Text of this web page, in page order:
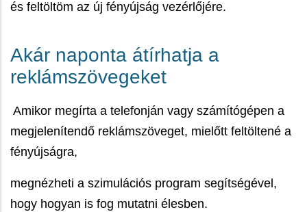
és feltöltöm az új fényújság vezérlőjére.
Akár naponta átírhatja a
reklámszövegeket
Amikor megírta a telefonján vagy számítógépen a
megjelenítendő reklámszöveget, mielőtt feltöltené a
fényújságra,
megnézheti a szimulációs program segítségével,
hogy hogyan is fog mutatni élesben.